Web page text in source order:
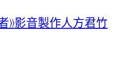
》影音製作人方君竹